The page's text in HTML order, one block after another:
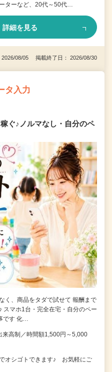
ターなど、20代～50代…
詳細を見る
2026/08/05 掲載終了日： 2026/08/30
タ入力
ぐ♪ノルマなし・自分のペ
く、商品をタダで試せて 報酬まで
スマホ1台・完全在宅・自分のペー
です 化…
来高制／時間額1,500円～5,000
オシゴトできます♪ お気軽にご